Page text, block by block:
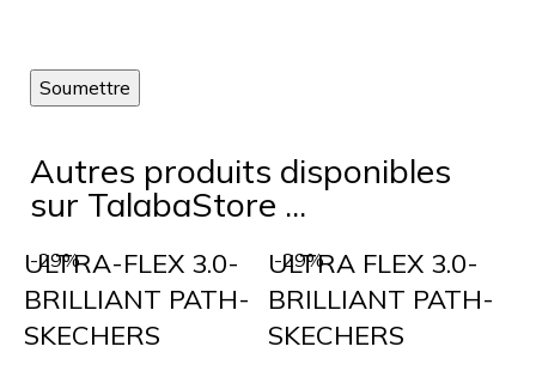
Autres produits disponibles
sur TalabaStore ...
-29%
ULTRA-FLEX 3.0-
BRILLIANT PATH-
SKECHERS
-29%
ULTRA FLEX 3.0-
BRILLIANT PATH-
SKECHERS